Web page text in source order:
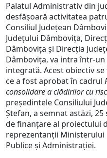
Palatul Administrativ din
desfășoară activitatea
Consiliul Judeţean
Județului Dâmbovița,
Dâmbovița și Direcția
Dâmbovița, va intra într-
integrată. Acest obiectiv
ce a fost aprobat în cadrul
consolidare a clădirilor cu
președintele Consiliului
Ștefan, a semnat astăzi,
de finanțare al proiectului
reprezentanții
Publice și Administrației.